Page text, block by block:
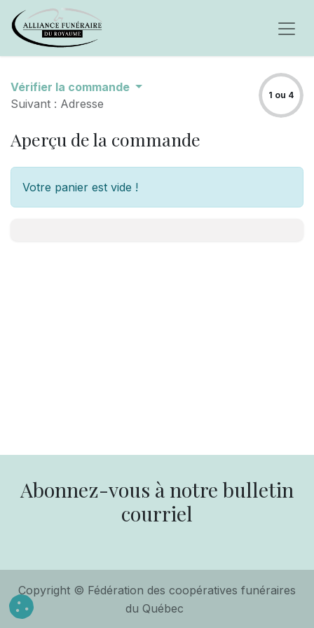
Vérifier la commande
Suivant : Adresse
1 ou 4
Aperçu de la commande
Votre panier est vide !
Abonnez-vous à notre bulletin
courriel
Copyright © Fédération des coopératives funéraires
du Québec